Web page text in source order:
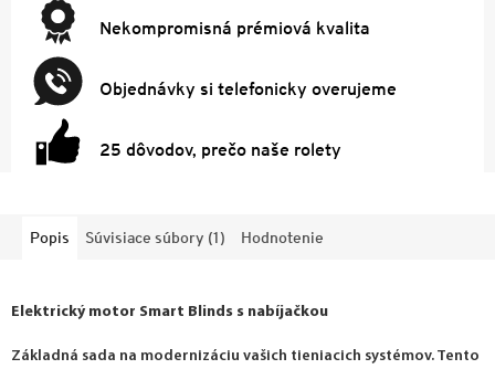
Nekompromisná prémiová kvalita
Objednávky si telefonicky overujeme
25 dôvodov, prečo naše rolety
Popis Súvisiace súbory (1) Hodnotenie
Elektrický motor Smart Blinds s nabíjačkou
Základná sada na modernizáciu vašich tieniacich systémov. Tento